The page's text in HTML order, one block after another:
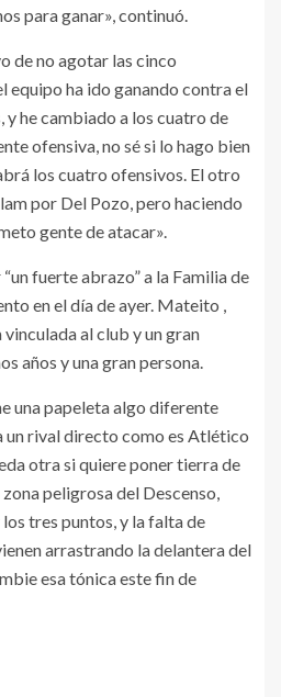
para ganar», continuó.
de no agotar las cinco
equipo ha ido ganando contra el
he cambiado a los cuatro de
ofensiva, no sé si lo hago bien
los cuatro ofensivos. El otro
por Del Pozo, pero haciendo
gente de atacar».
fuerte abrazo” a la Familia de
en el día de ayer. Mateito ,
al club y un gran
años y una gran persona.
una papeleta algo diferente
un rival directo como es Atlético
otra si quiere poner tierra de
peligrosa del Descenso,
tres puntos, y la falta de
arrastrando la delantera del
esa tónica este fin de